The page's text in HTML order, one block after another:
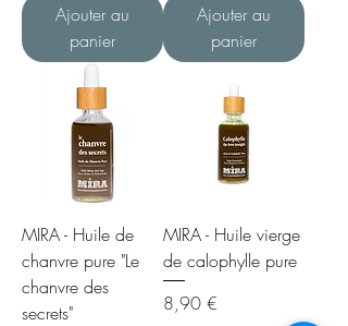
Ajouter au
panier
Ajouter au
panier
MIRA - Huile de
chanvre pure "Le
chanvre des
secrets"
MIRA - Huile vierge
de calophylle pure
Prix
8,90 €